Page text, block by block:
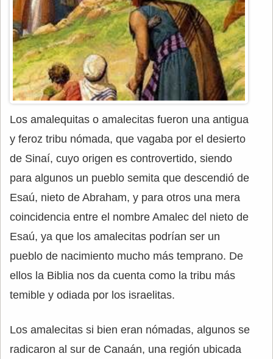
Los amalequitas o amalecitas fueron una antigua
y feroz tribu nómada, que vagaba por el desierto
de Sinaí, cuyo origen es controvertido, siendo
para algunos un pueblo semita que descendió de
Esaú, nieto de Abraham, y para otros una mera
coincidencia entre el nombre Amalec del nieto de
Esaú, ya que los amalecitas podrían ser un
pueblo de nacimiento mucho más temprano. De
ellos la Biblia nos da cuenta como la tribu más
temible y odiada por los israelitas.
Los amalecitas si bien eran nómadas, algunos se
radicaron al sur de Canaán, una región ubicada